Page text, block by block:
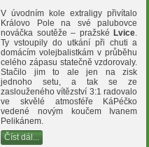
V úvodním kole extraligy přivítalo
Královo Pole na své palubovce
nováčka soutěže – pražské Lvice.
Ty vstoupily do utkání při chuti a
domácím volejbalistkám v průběhu
celého zápasu statečně vzdorovaly.
Stačilo jim to ale jen na zisk
jednoho setu, a tak se ze
zaslouženého vítězství 3:1 radovalo
ve skvělé atmosféře KáPéčko
vedené novým koučem Ivanem
Pelikánem.
Číst dál...